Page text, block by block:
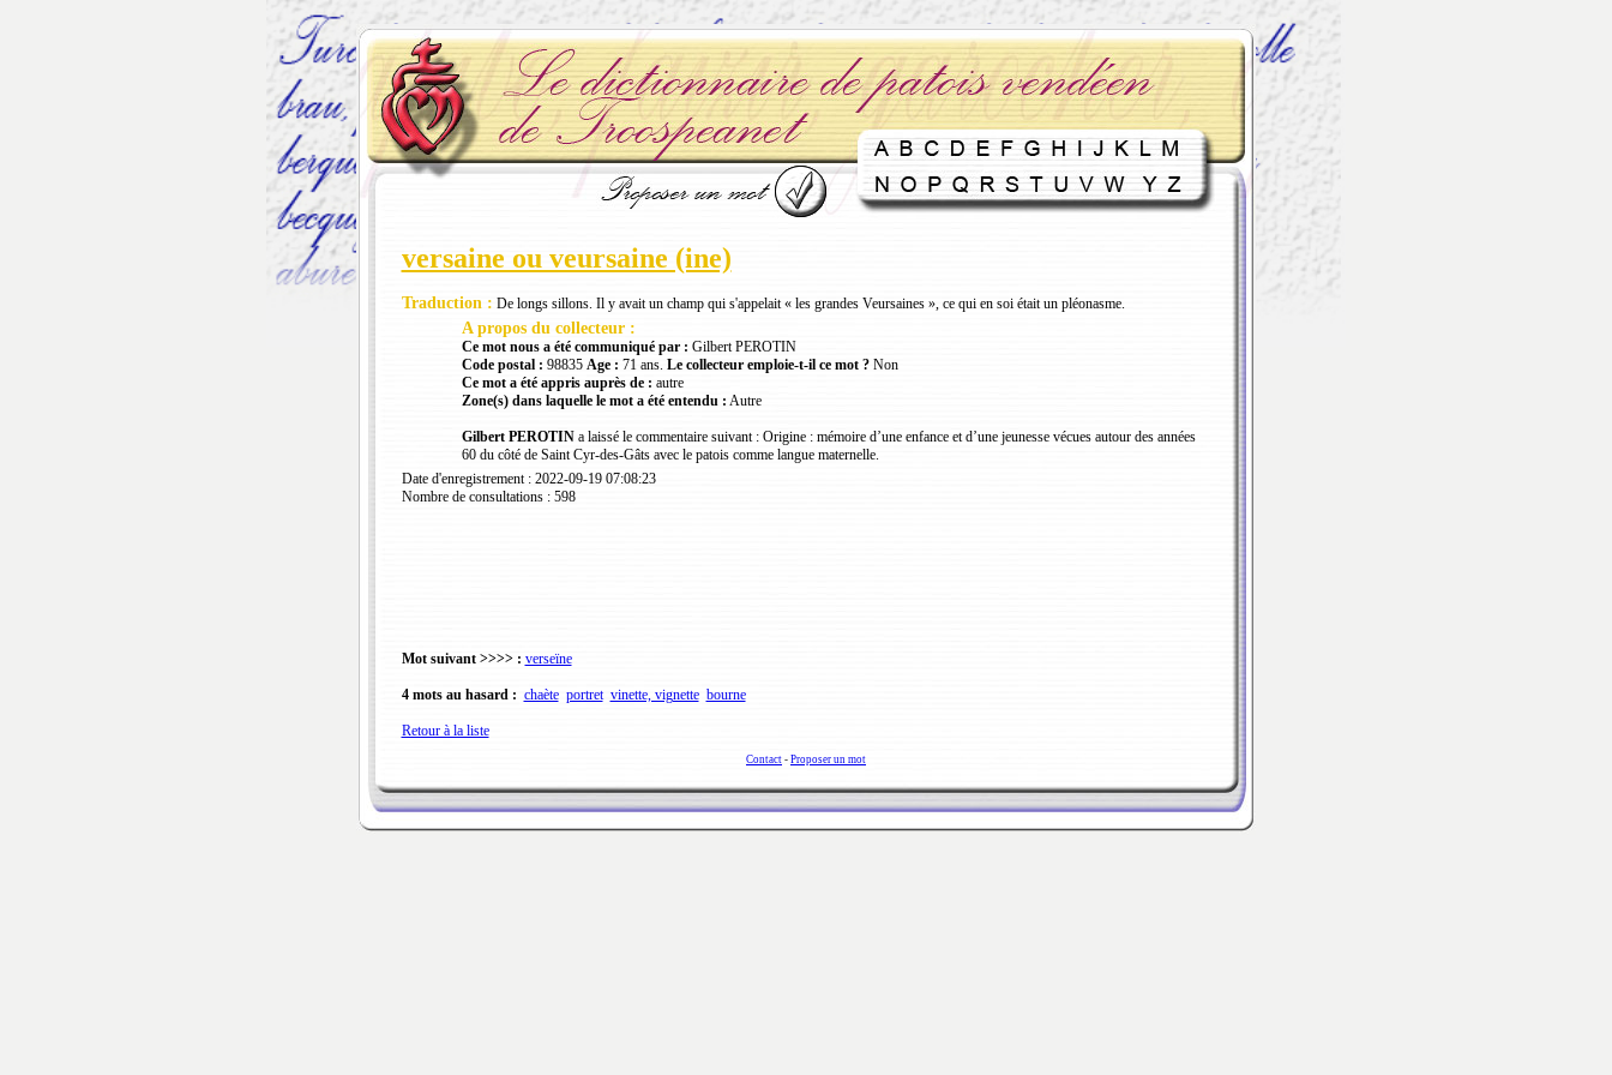
versaine ou veursaine (ine)
Traduction : De longs sillons. Il y avait un champ qui s'appelait « les grandes Veursaines », ce qui en soi était un pléonasme.
A propos du collecteur :
Ce mot nous a été communiqué par : Gilbert PEROTIN
Code postal : 98835 Age : 71 ans. Le collecteur emploie-t-il ce mot ?Non
Ce mot a été appris auprès de : autre
Zone(s) dans laquelle le mot a été entendu : Autre
Gilbert PEROTINa laissé le commentaire suivant : Origine : mémoire d’une enfance et d’une jeunesse vécues autour des années
60 du côté de Saint Cyr-des-Gâts avec le patois comme langue maternelle.
Date d'enregistrement : 2022-09-19 07:08:23
Nombre de consultations : 598
Mot suivant >>>> : verseïne
4 mots au hasard : chaète portret vinette, vignette bourne
Retour à la liste
Contact - Proposer un mot